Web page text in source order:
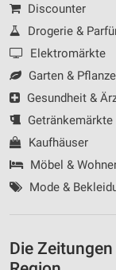
Discounter
Drogerie &
Elektromärkte
Garten &
Gesundheit &
Getränkemärkte
Kaufhäuser
Möbel &
Mode &
Die